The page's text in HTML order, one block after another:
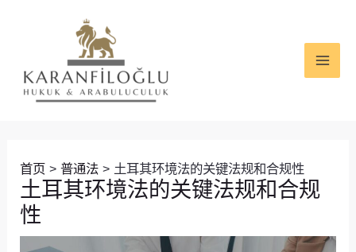
首页 普通法 土耳其环境法的关键法规和合规性
土耳其环境法的关键法规和合规
性